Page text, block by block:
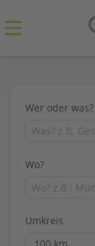
Wer oder was?
Wo?
Umkreis